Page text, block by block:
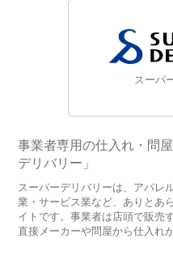
スーパ
事業者専用の仕入れ・問
デリバリー」
スーパーデリバリーは、アパレ
業・サービス業など、ありとあ
イトです。事業者は店頭で販売
直接メーカーや問屋から仕入れ